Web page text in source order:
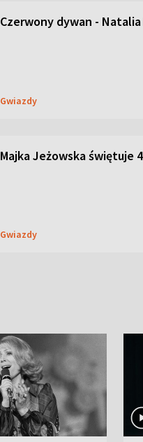
Czerwony dywan -
Gwiazdy
Majka Jeżowska świętuje
Gwiazdy